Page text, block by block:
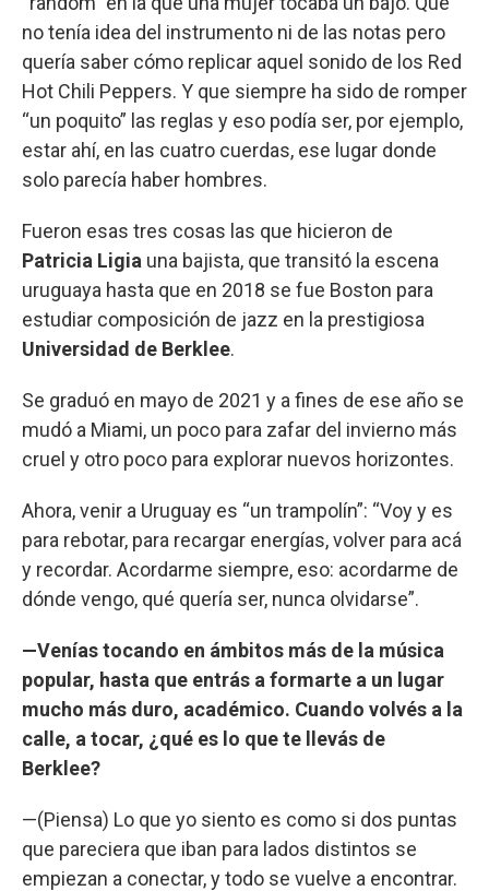
no tenía idea del instrumento ni de las notas pero
quería saber cómo replicar aquel sonido de los Red
Hot Chili Peppers. Y que siempre ha sido de romper
“un poquito” las reglas y eso podía ser, por ejemplo,
estar ahí, en las cuatro cuerdas, ese lugar donde
solo parecía haber hombres.
Fueron esas tres cosas las que hicieron de
Patricia Ligia una bajista, que transitó la escena
uruguaya hasta que en 2018 se fue Boston para
estudiar composición de jazz en la prestigiosa
Universidad de Berklee.
Se graduó en mayo de 2021 y a fines de ese año se
mudó a Miami, un poco para zafar del invierno más
cruel y otro poco para explorar nuevos horizontes.
Ahora, venir a Uruguay es “un trampolín”: “Voy y es
para rebotar, para recargar energías, volver para acá
y recordar. Acordarme siempre, eso: acordarme de
dónde vengo, qué quería ser, nunca olvidarse”.
—Venías tocando en ámbitos más de la música
popular, hasta que entrás a formarte a un lugar
mucho más duro, académico. Cuando volvés a la
calle, a tocar, ¿qué es lo que te llevás de
Berklee?
—(Piensa) Lo que yo siento es como si dos puntas
que pareciera que iban para lados distintos se
empiezan a conectar, y todo se vuelve a encontrar.